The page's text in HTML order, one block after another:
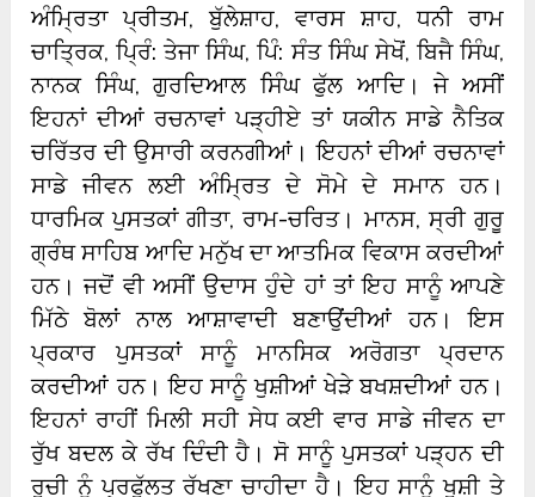
ਅੰਮ੍ਰਿਤਾ ਪ੍ਰੀਤਮ, ਬੁੱਲੇਸ਼ਾਹ, ਵਾਰਸ ਸ਼ਾਹ, ਧਨੀ ਰਾਮ
ਚਾਤ੍ਰਿਕ, ਪ੍ਰਿੰ: ਤੇਜਾ ਸਿੰਘ, ਪਿੰ: ਸੰਤ ਸਿੰਘ ਸੇਖੋਂ, ਬਿਜੈ ਸਿੰਘ,
ਨਾਨਕ ਸਿੰਘ, ਗੁਰਦਿਆਲ ਸਿੰਘ ਫੁੱਲ ਆਦਿ। ਜੇ ਅਸੀਂ
ਇਹਨਾਂ ਦੀਆਂ ਰਚਨਾਵਾਂ ਪੜ੍ਹੀਏ ਤਾਂ ਯਕੀਨ ਸਾਡੇ ਨੈਤਿਕ
ਚਰਿੱਤਰ ਦੀ ਉਸਾਰੀ ਕਰਨਗੀਆਂ। ਇਹਨਾਂ ਦੀਆਂ ਰਚਨਾਵਾਂ
ਸਾਡੇ ਜੀਵਨ ਲਈ ਅੰਮ੍ਰਿਤ ਦੇ ਸੋਮੇ ਦੇ ਸਮਾਨ ਹਨ।
ਧਾਰਮਿਕ ਪੁਸਤਕਾਂ ਗੀਤਾ, ਰਾਮ-ਚਰਿਤ। ਮਾਨਸ, ਸ੍ਰੀ ਗੁਰੂ
ਗ੍ਰੰਥ ਸਾਹਿਬ ਆਦਿ ਮਨੁੱਖ ਦਾ ਆਤਮਿਕ ਵਿਕਾਸ ਕਰਦੀਆਂ
ਹਨ। ਜਦੋਂ ਵੀ ਅਸੀਂ ਉਦਾਸ ਹੁੰਦੇ ਹਾਂ ਤਾਂ ਇਹ ਸਾਨੂੰ ਆਪਣੇ
ਮਿੱਠੇ ਬੋਲਾਂ ਨਾਲ ਆਸ਼ਾਵਾਦੀ ਬਣਾਉਂਦੀਆਂ ਹਨ। ਇਸ
ਪ੍ਰਕਾਰ ਪੁਸਤਕਾਂ ਸਾਨੂੰ ਮਾਨਸਿਕ ਅਰੋਗਤਾ ਪ੍ਰਦਾਨ
ਕਰਦੀਆਂ ਹਨ। ਇਹ ਸਾਨੂੰ ਖੁਸ਼ੀਆਂ ਖੇੜੇ ਬਖਸ਼ਦੀਆਂ ਹਨ।
ਇਹਨਾਂ ਰਾਹੀਂ ਮਿਲੀ ਸਹੀ ਸੇਧ ਕਈ ਵਾਰ ਸਾਡੇ ਜੀਵਨ ਦਾ
ਰੁੱਖ ਬਦਲ ਕੇ ਰੱਖ ਦਿੰਦੀ ਹੈ। ਸੋ ਸਾਨੂੰ ਪੁਸਤਕਾਂ ਪੜ੍ਹਨ ਦੀ
ਰੁਚੀ ਨੂੰ ਪ੍ਰਫੁੱਲਤ ਰੱਖਣਾ ਚਾਹੀਦਾ ਹੈ। ਇਹ ਸਾਨੂੰ ਖੁਸ਼ੀ ਤੇ